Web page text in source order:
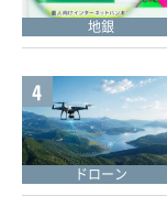
地銀
4
ドローン